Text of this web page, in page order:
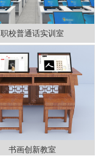
职校普通话实训室
书画创新教室